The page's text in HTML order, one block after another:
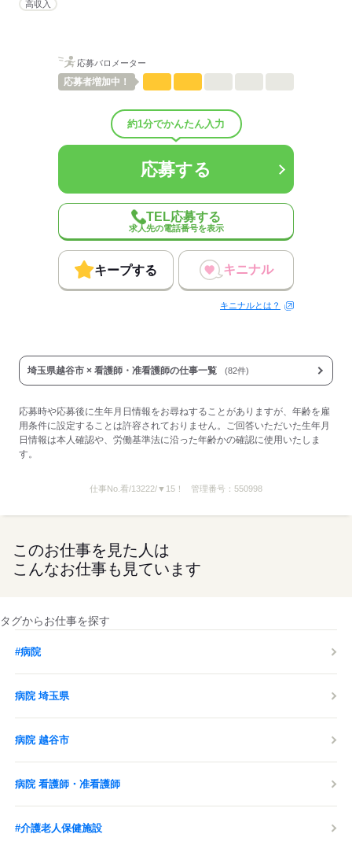
40人
男女比（男4：女6）
平均年齢40歳
医療・介護・福祉関連
介護・看護関連の人材派遣業。
従業員数
応募する
高収入
応募バロメーター
応募者増加中！
約1分でかんたん入力
応募する
TEL応募する
求人先の電話番号を表示
キープする キニナル
キニナルとは？
埼玉県越谷市 × 看護師・准看護師の仕事一覧 (82件)
応募時や応募後に生年月日情報をお尋ねすることがありますが、年齢を雇
用条件に設定することは許容されておりません。ご回答いただいた生年月
日情報は本人確認や、労働基準法に沿った年齢かの確認に使用いたしま
す。
仕事No. 看/13222/▼15！ 管理番号：550998
このお仕事を見た人は
こんなお仕事も見ています
タグからお仕事を探す
#病院
病院 埼玉県
病院 越谷市
病院 看護師・准看護師
#介護老人保健施設